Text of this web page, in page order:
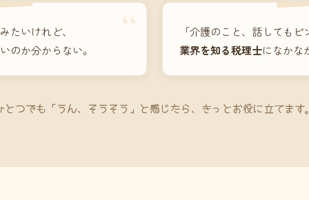
“
たいけれど、
のか分からない。
「介護のこと、話しても
業界を知る税理士になかな
とつでも「うん、そうそう」と感じたら、きっとお役に立てます